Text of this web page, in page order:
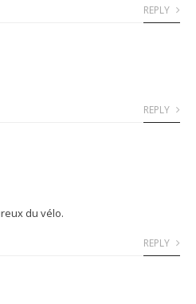
REPLY
REPLY
du vélo.
REPLY